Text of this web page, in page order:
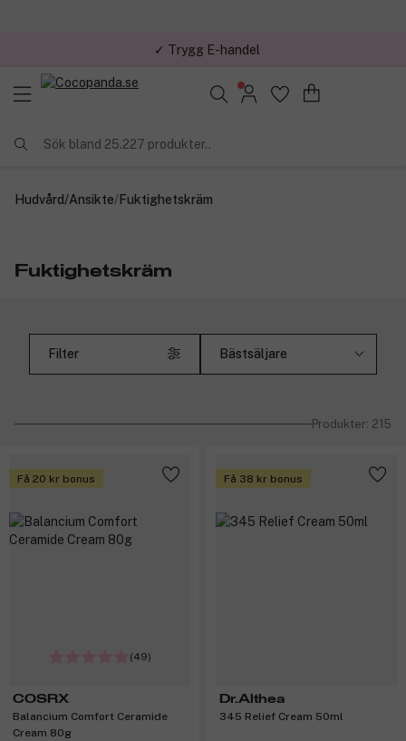
✓ Över 1,5 miljon kunder – Trustpilot 4,7 av 5
Sök bland 25.227 produkter..
Hudvård/Ansikte/Fuktighetskräm
Fuktighetskräm
Filter
Produkter: 215
Få 20 kr bonus
(49)
COSRX
Balancium Comfort Ceramide
Cream 80g
Få 38 kr bonus
Dr.Althea
345 Relief Cream 50ml